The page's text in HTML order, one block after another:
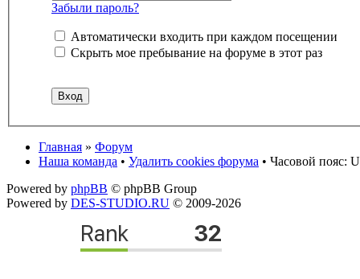
Забыли пароль?
Автоматически входить при каждом посещении
Скрыть мое пребывание на форуме в этот раз
Главная » Форум
Наша команда • Удалить cookies форума • Часовой пояс:
Powered by phpBB © phpBB Group
Powered by DES-STUDIO.RU © 2009-2026